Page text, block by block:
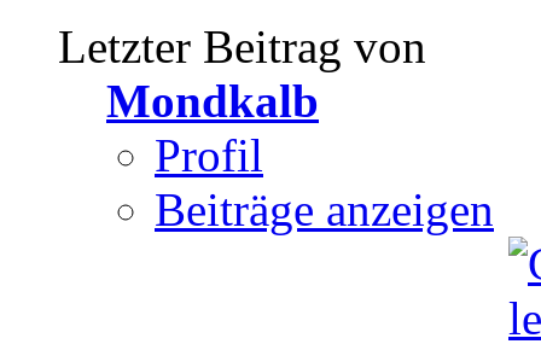
Letzter Beitrag von
Mondkalb
Profil
Beiträge anzeigen